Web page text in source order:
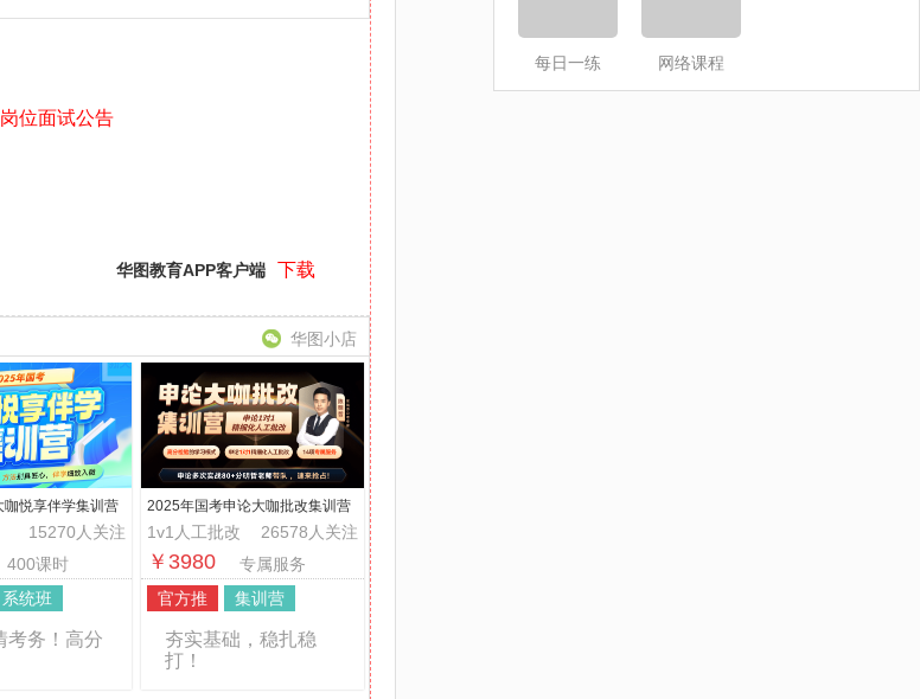
位面试公告
华图教育APP客户端 下载
华图小店
悦享伴学集训营
15270人关注
400课时
系统班
考务！高分
2025年国考申论大咖批改集训营
26578人关注
1v1人工批改
￥3980
专属服务
官方推
集训营
夯实基础，稳扎稳
打！
每日一练 网络课程